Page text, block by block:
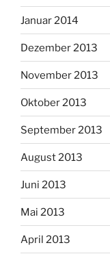
Januar 2014
Dezember 2013
November 2013
Oktober 2013
September 2013
August 2013
Juni 2013
Mai 2013
April 2013